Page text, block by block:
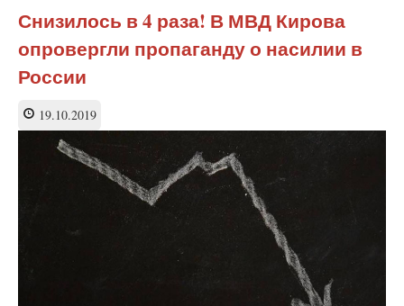
о
домашнем
насилии.
Снизилось в 4 раза! В МВД Кирова
опровергли пропаганду о насилии в
России
19.10.2019